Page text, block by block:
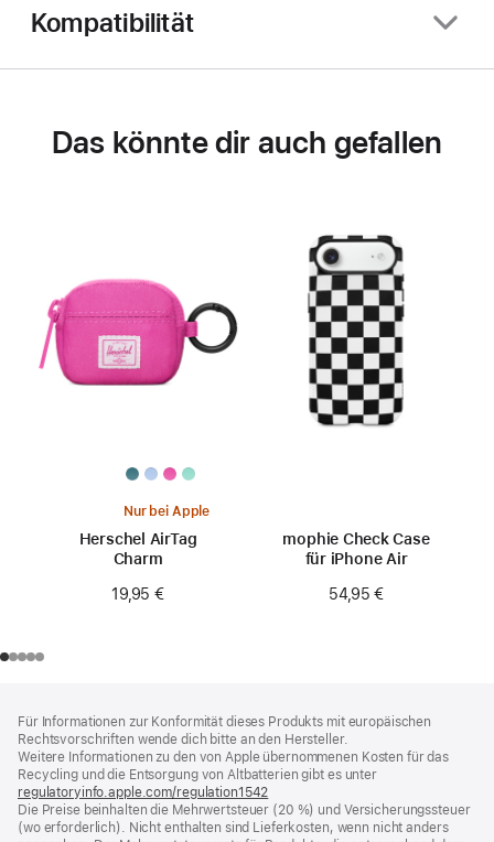
Kompatibilität
Das könnte dir auch gefallen
Nur bei Apple
Herschel AirTag
Charm
19,95 €
mophie Check Case
für iPhone Air
54,95 €
Für Informationen zur Konformität dieses Produkts mit europäischen
Rechtsvorschriften wende dich bitte an den Hersteller.
Weitere Informationen zu den von Apple übernommenen Kosten für das
Recycling und die Entsorgung von Altbatterien gibt es unter
regulatoryinfo.apple.com/regulation1542
ein
neues
Die Preise beinhalten die Mehrwertsteuer (20 %) und Versicherungssteuer
(wo erforderlich). Nicht enthalten sind Lieferkosten, wenn nicht anders